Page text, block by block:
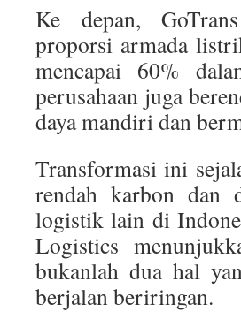
Ke depan,
proporsi armada
mencapai 60%
perusahaan juga
daya mandiri dan
Transformasi ini
rendah karbon dan
logistik lain di
Logistics
bukanlah dua hal
berjalan beriringan.